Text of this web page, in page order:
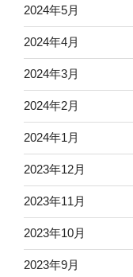
2024年5月
2024年4月
2024年3月
2024年2月
2024年1月
2023年12月
2023年11月
2023年10月
2023年9月